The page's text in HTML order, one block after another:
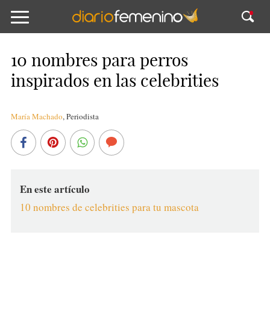
10 nombres para perros
inspirados en las celebrities
María Machado,Periodista
En este artículo
10 nombres de celebrities para tu mascota